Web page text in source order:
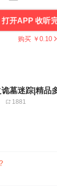
打开APP 收听
购买 ￥ 0.10
诡墓迷踪|精品
1881